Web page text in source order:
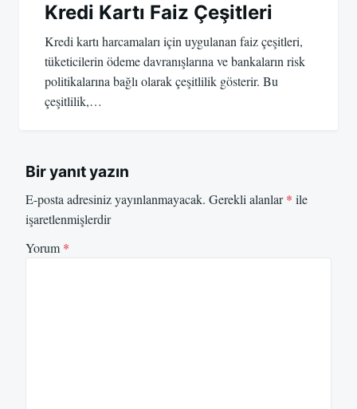
Kredi Kartı Faiz Çeşitleri
Kredi kartı harcamaları için uygulanan faiz çeşitleri,
tüketicilerin ödeme davranışlarına ve bankaların risk
politikalarına bağlı olarak çeşitlilik gösterir. Bu
çeşitlilik,…
Bir yanıt yazın
E-posta adresiniz yayınlanmayacak. Gerekli alanlar* ile
işaretlenmişlerdir
Yorum *